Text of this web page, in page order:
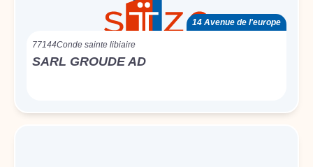
14 Avenue de l'europe
77144Conde sainte libiaire
SARL GROUDE AD